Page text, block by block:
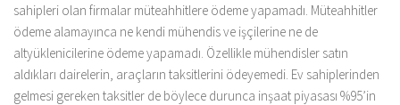
sahipleri olan firmalar müteahhitlere ödeme yapamadı. Müteahhitler
ödeme alamayınca ne kendi mühendis ve işçilerine ne de
altyüklenicilerine ödeme yapamadı. Özellikle mühendisler satın
aldıkları dairelerin, araçların taksitlerini ödeyemedi. Ev sahiplerinden
gelmesi gereken taksitler de böylece durunca inşaat piyasası %95’in